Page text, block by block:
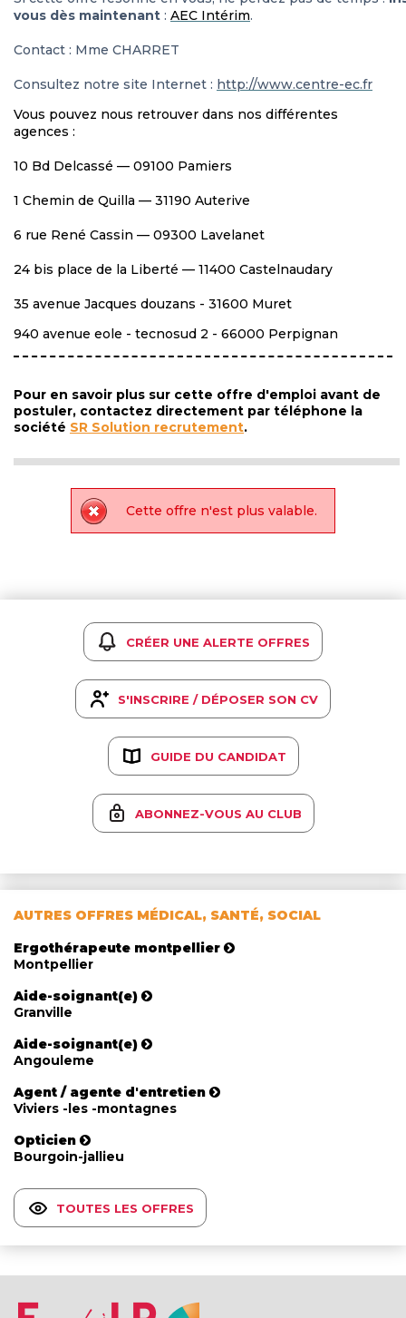
vous dès maintenant : AEC Intérim.
Contact : Mme CHARRET
Consultez notre site Internet : http://www.centre-ec.fr
Vous pouvez nous retrouver dans nos différentes
agences :
10 Bd Delcassé — 09100 Pamiers
1 Chemin de Quilla — 31190 Auterive
6 rue René Cassin — 09300 Lavelanet
24 bis place de la Liberté — 11400 Castelnaudary
35 avenue Jacques douzans - 31600 Muret
940 avenue eole - tecnosud 2 - 66000 Perpignan
Pour en savoir plus sur cette offre d'emploi avant de
postuler, contactez directement par téléphone la
société SR Solution recrutement.
Cette offre n'est plus valable.
CRÉER UNE ALERTE OFFRES
S'INSCRIRE / DÉPOSER SON CV
GUIDE DU CANDIDAT
ABONNEZ-VOUS AU CLUB
AUTRES OFFRES MÉDICAL, SANTÉ, SOCIAL
Ergothérapeute montpellier
Montpellier
Aide-soignant(e)
Granville
Aide-soignant(e)
Angouleme
Agent / agente d'entretien
Viviers -les -montagnes
Opticien
Bourgoin-jallieu
TOUTES LES OFFRES